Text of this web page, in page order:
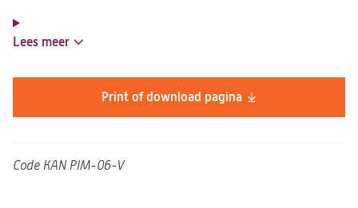
Print of download pagina
Lees meer
Code KAN PIM-06-V